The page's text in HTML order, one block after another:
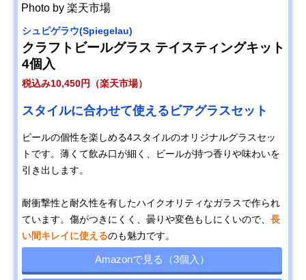
Photo by 楽天市場
シュピゲラウ(Spiegelau)
クラフトビールグラス テイスティングキット
4個入
税込み10,450円（楽天市場）
スタイルに合わせて使えるビアグラスセット
ビールの個性を楽しめる4スタイルのオリジナルグラスセッ
トです。薄くて飲み口が細く、ビールが持つ香りや味わいを
引き出します。
耐衝撃性と耐久性を有したハイクオリティなガラスで作られ
ています。傷がつきにくく、曇りや変色もしにくいので、 長
い間キレイに使えるのも魅力です。
Amazonで見る（3個入）